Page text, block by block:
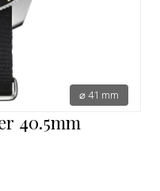
⌀ 41 mm
40.5mm